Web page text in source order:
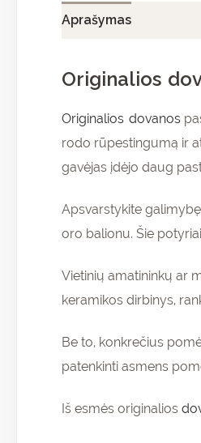
Aprašymas
Originalios
Originalios dovanos
rodo rūpestingumą ir
gavėjas įdėjo daug
Apsvarstykite
oro balionu. Šie
Vietinių amatininkų ar
keramikos dirbinys,
Be to, konkrečius
patenkinti asmens
Iš esmės originalios